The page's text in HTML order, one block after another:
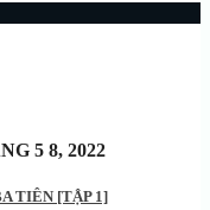
5 8, 2022
TIÊN [TẬP 1]